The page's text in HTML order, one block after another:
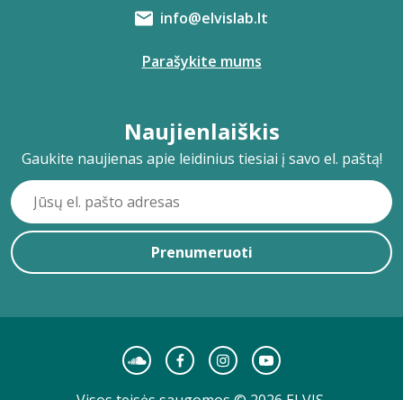
info@elvislab.lt
Parašykite mums
Naujienlaiškis
Gaukite naujienas apie leidinius tiesiai į savo el. paštą!
Prenumeruoti